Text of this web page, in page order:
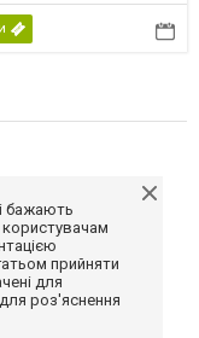
бажають
прийняти
для
роз'яснення